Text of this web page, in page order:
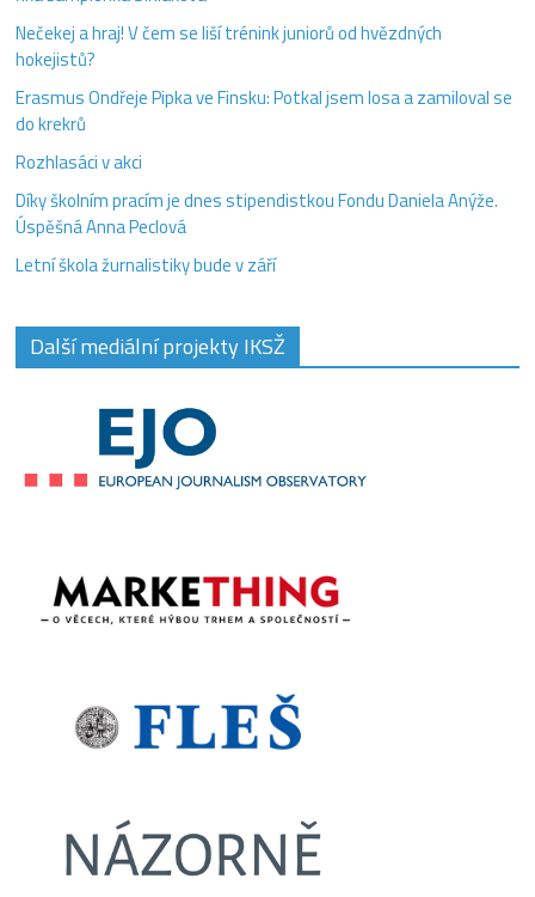
Nečekej a hraj! V čem se liší trénink juniorů od hvězdných
hokejistů?
Erasmus Ondřeje Pipka ve Finsku: Potkal jsem losa a zamiloval se
do krekrů
Rozhlasáci v akci
Díky školním pracím je dnes stipendistkou Fondu Daniela Anýže.
Úspěšná Anna Peclová
Letní škola žurnalistiky bude v září
Další mediální projekty IKSŽ